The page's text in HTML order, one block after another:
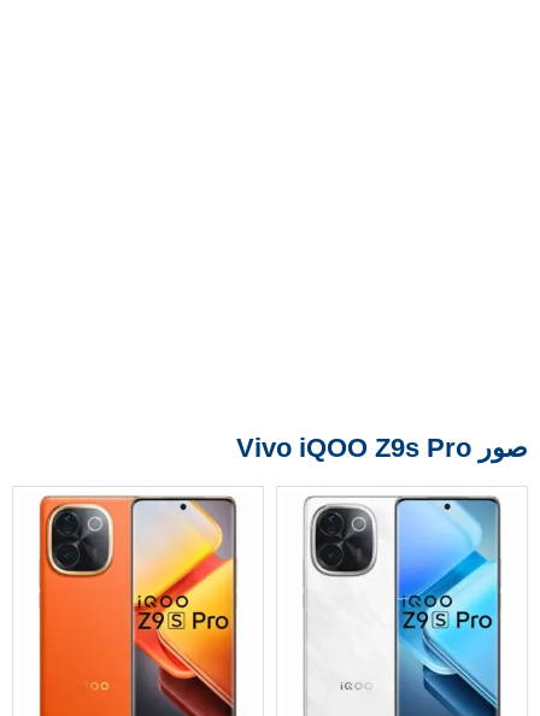
صور Vivo iQOO Z9s Pro